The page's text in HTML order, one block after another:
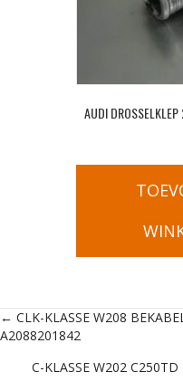
AUDI
Posts
navigation
← CLK-KLASSE W208
A2088201842
C-KLASSE W202